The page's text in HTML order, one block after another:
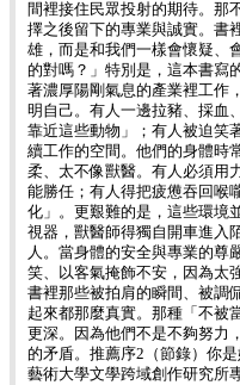
間裡接住民眾投射的期待。那
擇之後留下的專業與誠實。書
雄，而是和我們一樣會懷疑、
的對嗎？」特別是，這本書寫
著濃厚陽剛氣息的產業裡工作
明自己。有人一邊拉豬、採血
靠近這些動物」；有人被迫笑
續工作的空間。他們的身體時
柔、太不像獸醫。有人必須用
能勝任；有人得把疲憊吞回喉
化」。更艱難的是，這些環境
視器，獸醫師得獨自開車進入
人。當身體的安全與專業的尊
笑、以客氣掩飾不安，因為太
書裡那些被拍肩的瞬間、被調
起來都那麼真實。那種「不被
更深。因為他們不是不夠努力
的矛盾。推薦序2（節錄）你
藝術大學文學跨域創作研究所